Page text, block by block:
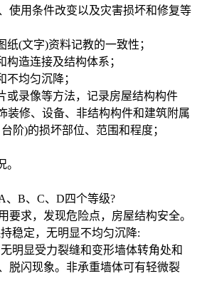
使用条件改变以及灾害损坏和修复等
(文字)资料记教的一致性；
造连接及结构体系；
不均匀沉降；
或录像等方法，记录房屋结构构件
装修、设备、非结构构件和建筑附属
阶)的损坏部位、范围和程度；
、B、C、D四个等级?
要求，发现危险点，房屋结构安全。
稳定，无明显不均匀沉降:
明显受力裂缝和变形墙体转角处和
脱闪现象。非承重墙体可有轻微裂